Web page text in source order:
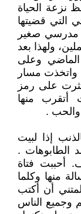
نزعة الحياة
التي قضيتها
مدرسي صغير
ولهذا بعد
وعلى
واتخذت مسار
على رمز
منها
والحب .
إذا لبيت
الطابوهات .
أحببت فتاة
منها وكلما
أن أكتب
وجميع الناس